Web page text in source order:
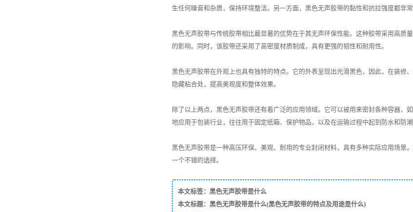
生任何噪音和杂质，保持环境整洁。另一方面，黑色无声胶带的黏性和抗拉强度都非
黑色无声胶带与传统胶带相比最显著的优势在于其无声环保性能。这种胶带采用高质
的影响。同时，该胶带还采用了高密度材质制成，具有更强的韧性和耐用性。
黑色无声胶带在外观上也具有独特的特点。它的外表呈现出光滑黑色，因此，在装修
隐藏粘合处，提高美观度和整体效果。
除了以上两点，黑色无声胶带还有着广泛的应用领域。它可以被用来密封各种容器
地应用于包装行业，往往用于固定纸箱、保护物品，以及在运输过程中起到防水和防潮
黑色无声胶带是一种高压环保、美观、耐用的专业封闭材料，具有多种实际应用场景
一个不错的选择。
本文标签： 黑色无声胶带是什么
本文标题：黑色无声胶带是什么(黑色无声胶带的特点及用途是什么)